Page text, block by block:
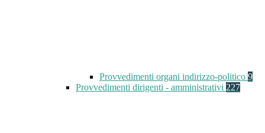
Provvedimenti organi indirizzo-politico 9
Provvedimenti dirigenti - amministrativi 227